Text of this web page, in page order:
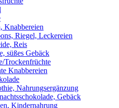
Knabbereien
Riegel, Leckereien
Reis
süßes Gebäck
Trockenfrüchte
Knabbereien
Nahrungsergänzung
Gebäck
Kindernahrung